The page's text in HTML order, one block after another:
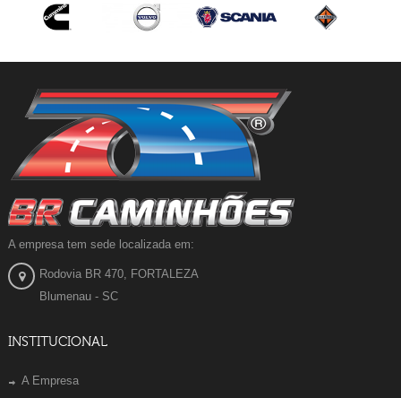
A empresa tem sede localizada em:
Rodovia BR 470, FORTALEZA
Blumenau - SC
INSTITUCIONAL
A Empresa